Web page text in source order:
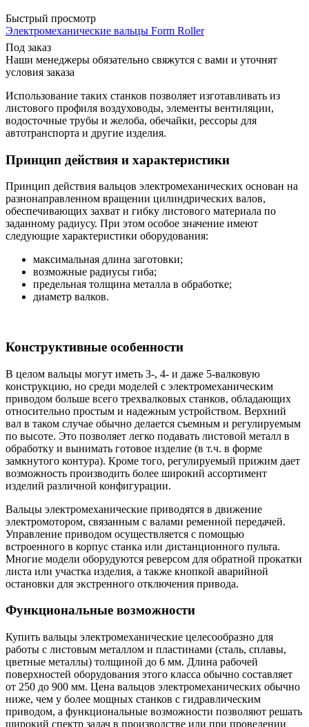
Быстрый просмотр
Электромеханические вальцы Form Roller
Под заказ
Наши менеджеры обязательно свяжутся с вами и уточнят
условия заказа
Использование таких станков позволяет изготавливать из
листового профиля воздуховоды, элементы вентиляции,
водосточные трубы и желоба, обечайки, рессоры для
автотранспорта и другие изделия.
Принцип действия и характеристики
Принцип действия вальцов электромеханических основан на
разнонаправленном вращении цилиндрических валов,
обеспечивающих захват и гибку листового материала по
заданному радиусу. При этом особое значение имеют
следующие характеристики оборудования:
максимальная длина заготовки;
возможные радиусы гиба;
предельная толщина металла в обработке;
диаметр валков.
Конструктивные особенности
В целом вальцы могут иметь 3-, 4- и даже 5-валковую
конструкцию, но среди моделей с электромеханическим
приводом больше всего трехвалковых станков, обладающих
относительно простым и надежным устройством. Верхний
вал в таком случае обычно делается съемным и регулируемым
по высоте. Это позволяет легко подавать листовой металл в
обработку и вынимать готовое изделие (в т.ч. в форме
замкнутого контура). Кроме того, регулируемый прижим дает
возможность производить более широкий ассортимент
изделий различной конфигурации.
Вальцы электромеханические приводятся в движение
электромотором, связанным с валами ременной передачей.
Управление приводом осуществляется с помощью
встроенного в корпус станка или дистанционного пульта.
Многие модели оборудуются реверсом для обратной прокатки
листа или участка изделия, а также кнопкой аварийной
остановки для экстренного отключения привода.
Функциональные возможности
Купить вальцы электромеханические целесообразно для
работы с листовым металлом и пластинами (сталь, сплавы,
цветные металлы) толщиной до 6 мм. Длина рабочей
поверхностей оборудования этого класса обычно составляет
от 250 до 900 мм. Цена вальцов электромеханических обычно
ниже, чем у более мощных станков с гидравлическим
приводом, а функциональные возможности позволяют решать
широкий спектр задач в производстве или при проведении